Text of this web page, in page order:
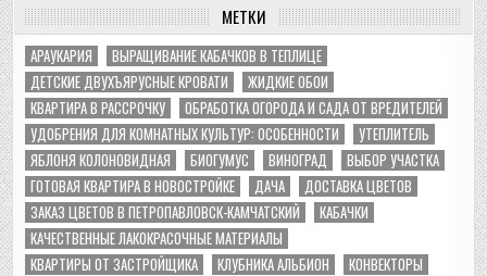
МЕТКИ
АРАУКАРИЯ
ВЫРАЩИВАНИЕ КАБАЧКОВ В ТЕПЛИЦЕ
ДЕТСКИЕ ДВУХЪЯРУСНЫЕ КРОВАТИ
ЖИДКИЕ ОБОИ
КВАРТИРА В РАССРОЧКУ
ОБРАБОТКА ОГОРОДА И САДА ОТ ВРЕДИТЕЛЕЙ
УДОБРЕНИЯ ДЛЯ КОМНАТНЫХ КУЛЬТУР: ОСОБЕННОСТИ
УТЕПЛИТЕЛЬ
ЯБЛОНЯ КОЛОНОВИДНАЯ
БИОГУМУС ВИНОГРАД
ВЫБОР УЧАСТКА
ГОТОВАЯ КВАРТИРА В НОВОСТРОЙКЕ
ДАЧА
ДОСТАВКА ЦВЕТОВ
ЗАКАЗ ЦВЕТОВ В ПЕТРОПАВЛОВСК-КАМЧАТСКИЙ
КАБАЧКИ
КАЧЕСТВЕННЫЕ ЛАКОКРАСОЧНЫЕ МАТЕРИАЛЫ
КВАРТИРЫ ОТ ЗАСТРОЙЩИКА
КЛУБНИКА АЛЬБИОН
КОНВЕКТОРЫ